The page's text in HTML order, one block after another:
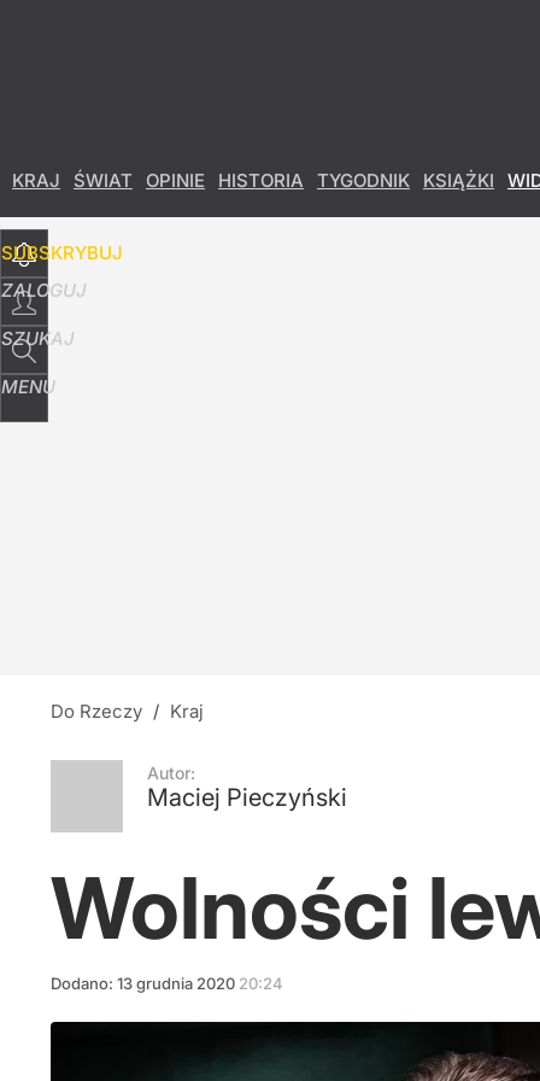
KRAJ ŚWIAT OPINIE HISTORIA TYGODNIK KSIĄŻKI
SUBSKRYBUJ
ZALOGUJ
SZUKAJ
MENU
Do Rzeczy / Kraj
Autor:
Maciej Pieczyński
Wolności
Dodano: 13grudnia 2020 20:24